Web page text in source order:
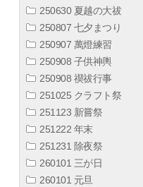
250630 夏越の大祓
250807 七夕まつり
250907 萬燈練習
250908 子供神輿
250908 禊祓行事
251025 クラフト祭
251123 新嘗祭
251222 年末
251231 除夜祭
260101 三が日
260101 元旦